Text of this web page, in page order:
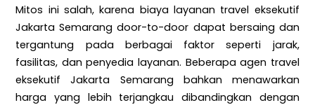
Mitos ini salah, karena biaya layanan travel eksekutif
Jakarta Semarang door-to-door dapat bersaing dan
tergantung pada berbagai faktor seperti jarak,
fasilitas, dan penyedia layanan. Beberapa agen travel
eksekutif Jakarta Semarang bahkan menawarkan
harga yang lebih terjangkau dibandingkan dengan